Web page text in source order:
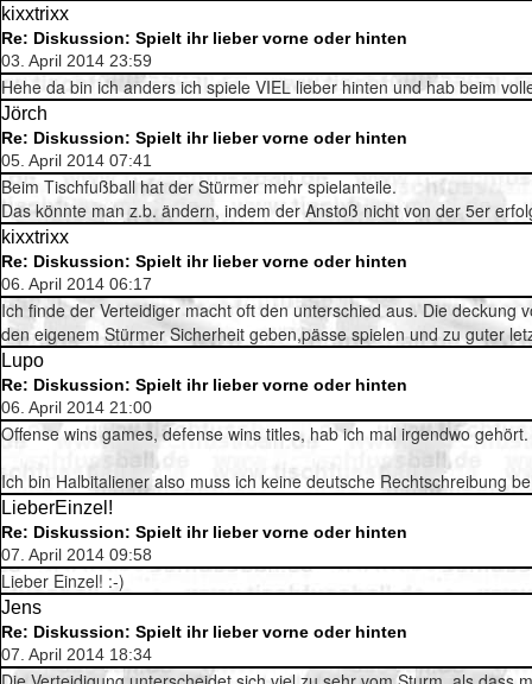
kixxtrixx
Re: Diskussion: Spielt ihr lieber vorne oder hinten
03. April 2014 23:59
Hehe da bin ich anders ich spiele VIEL lieber hinten und hab beim
Jörch
Re: Diskussion: Spielt ihr lieber vorne oder hinten
05. April 2014 07:41
Beim Tischfußball hat der Stürmer mehr spielanteile.
Das könnte man z.b. ändern, indem der Anstoß nicht von der 5er
kixxtrixx
Re: Diskussion: Spielt ihr lieber vorne oder hinten
06. April 2014 06:17
Ich finde der Verteidiger macht oft den unterschied aus. Die
den eigenem Stürmer Sicherheit geben,pässe spielen und zu guter
Lupo
Re: Diskussion: Spielt ihr lieber vorne oder hinten
06. April 2014 21:00
Offense wins games, defense wins titles, hab ich mal irgendwo
Ich bin Halbitaliener also muss ich keine deutsche Rechtschreibung
LieberEinzel!
Re: Diskussion: Spielt ihr lieber vorne oder hinten
07. April 2014 09:58
Lieber Einzel! :-)
Jens
Re: Diskussion: Spielt ihr lieber vorne oder hinten
07. April 2014 18:34